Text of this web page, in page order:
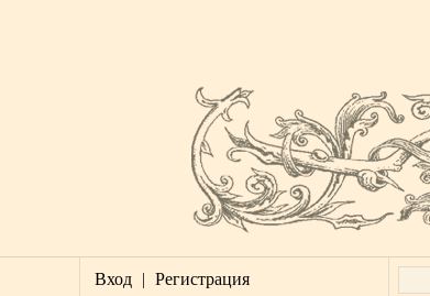
Вход | Регистрация